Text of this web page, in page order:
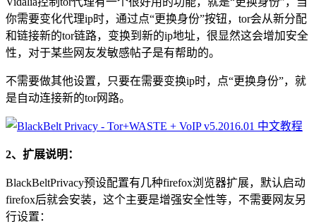
你需要变化代理ip时，通过点“更换身份”按钮，tor会从新分配
和链接新的tor链路，变换到新的ip地址，很显然这会增加安全
性，对于某些网友发敏感帖子是有帮助的。
不需要做其他设置，只要在需要变换ip时，点“更换身份”，就
是自动连接新的tor网路。
2、扩展说明：
BlackBeltPrivacy预设配置有几种firefox浏览器扩展，默认启动
firefox后就会安装，这个主要是增强安全性等，不需要网友另
行设置：